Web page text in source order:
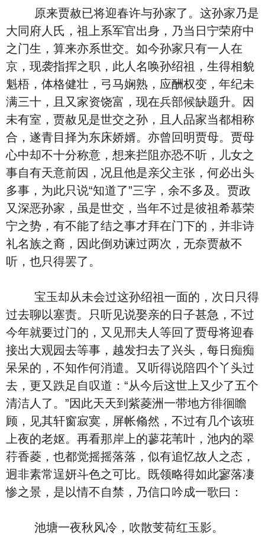
原来贾赦已将迎春许与孙家了。这孙家乃是
大同府人氏，祖上系军官出身，乃当日宁荣府中
之门生，算来亦系世交。如今孙家只有一人在
京，现袭指挥之职，此人名唤孙绍祖，生得相貌
魁梧，体格健壮，弓马娴熟，应酬权变，年纪未
满三十，且又家资饶富，现在兵部候缺题升。因
未有室，贾赦见是世交之孙，且人品家当都相称
合，遂青目择为东床娇婿。亦曾回明贾母。贾母
心中却不十分称意，想来拦阻亦恐不听，儿女之
事自有天意前因，况且他是亲父主张，何必出头
多事，为此只说“知道了”三字，余不多及。贾政
又深恶孙家，虽是世交，当年不过是彼祖希慕荣
宁之势，有不能了结之事才拜在门下的，并非诗
礼名族之裔，因此倒劝谏过两次，无奈贾赦不
听，也只得罢了。
宝玉却从未会过这孙绍祖一面的，次日只得
过去聊以塞责。只听见说娶亲的日子甚急，不过
今年就要过门的，又见邢夫人等回了贾母将迎春
接出大观园去等事，越发扫去了兴头，每日痴痴
呆呆的，不知作何消遣。又听得说陪四个丫头过
去，更又跌足自叹道：“从今后这世上又少了五个
清洁人了。”因此天天到紫菱洲一带地方徘徊瞻
顾，见其轩窗寂寞，屏帐翛然，不过有几个该班
上夜的老妪。再看那岸上的蓼花苇叶，池内的翠
荇香菱，也都觉摇摇落落，似有追忆故人之态，
迥非素常逞妍斗色之可比。既领略得如此寥落凄
惨之景，是以情不自禁，乃信口吟成一歌曰：
池塘一夜秋风冷，吹散芰荷红玉影。